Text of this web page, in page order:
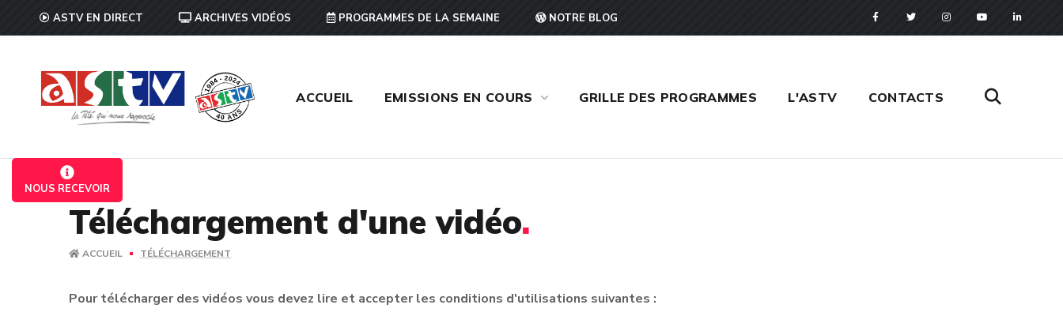
ASTV EN DIRECT ARCHIVES VIDÉOS PROGRAMMES DE LA SEMAINE NOTRE BLOG
ACCUEIL EMISSIONS EN COURS GRILLE DES PROGRAMMES L'ASTV CONTACTS
NOUS RECEVOIR
Téléchargement d'une vidéo.
ACCUEIL TÉLÉCHARGEMENT
Pour télécharger des vidéos vous devez lire et accepter les conditions d'utilisations suivantes :